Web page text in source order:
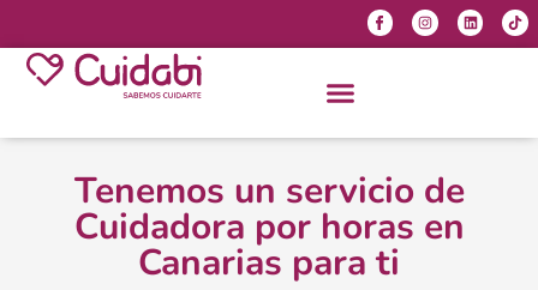
Tenemos un servicio de
Cuidadora por horas en
Canarias para ti